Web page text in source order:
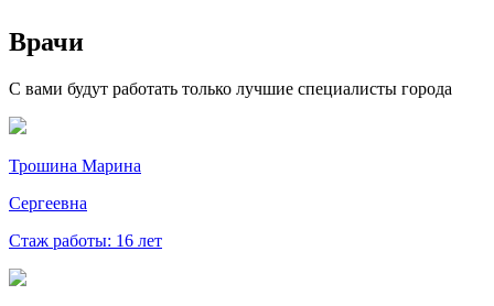
Врачи
С вами будут работать только лучшие специалисты города
Трошина Марина
Сергеевна
Стаж работы: 16 лет